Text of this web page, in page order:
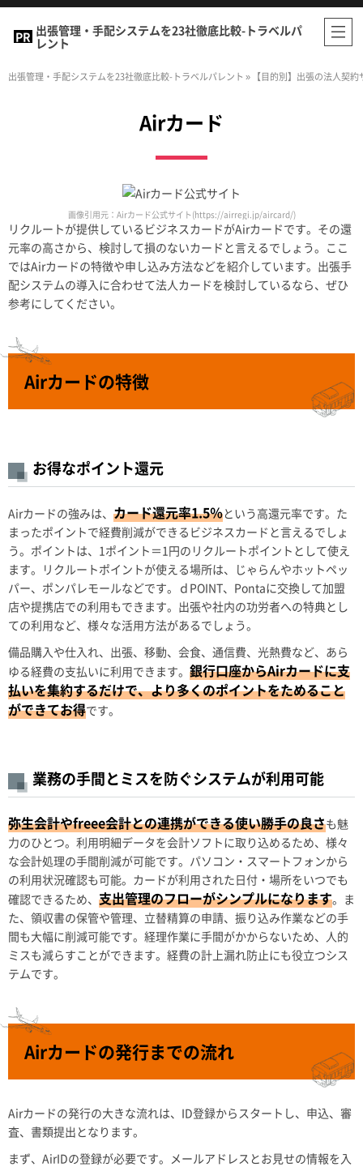
出張管理・手配システムを23社徹底比較-トラベルパ
レント
出張管理・手配システムを23社徹底比較-トラベルパレント » 【目的別】出張の法人契
Airカード
画像引用元：Airカード公式サイト(https://airregi.jp/aircard/)
リクルートが提供しているビジネスカードがAirカードです。その還
元率の高さから、検討して損のないカードと言えるでしょう。ここ
ではAirカードの特徴や申し込み方法などを紹介しています。出張手
配システムの導入に合わせて法人カードを検討しているなら、ぜひ
参考にしてください。
Airカードの特徴
お得なポイント還元
Airカードの強みは、 カード還元率1.5％という高還元率です。た
まったポイントで経費削減ができるビジネスカードと言えるでしょ
う。ポイントは、1ポイント＝1円のリクルートポイントとして使え
ます。リクルートポイントが使える場所は、じゃらんやホットペッ
パー、ポンパレモールなどです。ｄPOINT、Pontaに交換して加盟
店や提携店での利用もできます。出張や社内の功労者への特典とし
ての利用など、様々な活用方法があるでしょう。
備品購入や仕入れ、出張、移動、会食、通信費、光熱費など、あら
ゆる経費の支払いに利用できます。 銀行口座からAirカードに支
払いを集約するだけで、より多くのポイントをためること
ができてお得です。
業務の手間とミスを防ぐシステムが利用可能
弥生会計やfreee会計との連携ができる使い勝手の良さも魅
力のひとつ。利用明細データを会計ソフトに取り込めるため、様々
な会計処理の手間削減が可能です。パソコン・スマートフォンから
の利用状況確認も可能。カードが利用された日付・場所をいつでも
確認できるため、 支出管理のフローがシンプルになります。ま
た、領収書の保管や管理、立替精算の申請、振り込み作業などの手
間も大幅に削減可能です。経理作業に手間がかからないため、人的
ミスも減らすことができます。経費の計上漏れ防止にも役立つシス
テムです。
Airカードの発行までの流れ
Airカードの発行の大きな流れは、ID登録からスタートし、申込、審
査、書類提出となります。
まず、AirIDの登録が必要です。メールアドレスとお見せの情報を入